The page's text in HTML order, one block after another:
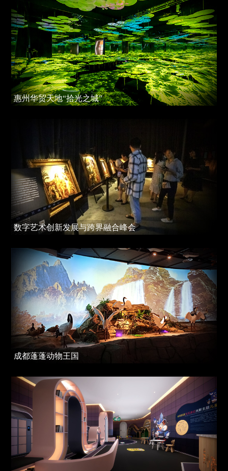
惠州华贸天地“拾光之城”
数字艺术创新发展与跨界融合峰会
成都蓬蓬动物王国